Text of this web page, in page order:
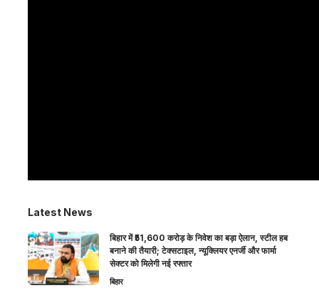
Latest News
बिहार में ₹51,600 करोड़ के निवेश का बड़ा ऐलान, स्टील हब
बनाने की तैयारी; टेक्सटाइल, न्यूक्लियर एनर्जी और फार्मा
सेक्टर को मिलेगी नई रफ्तार
बिहार